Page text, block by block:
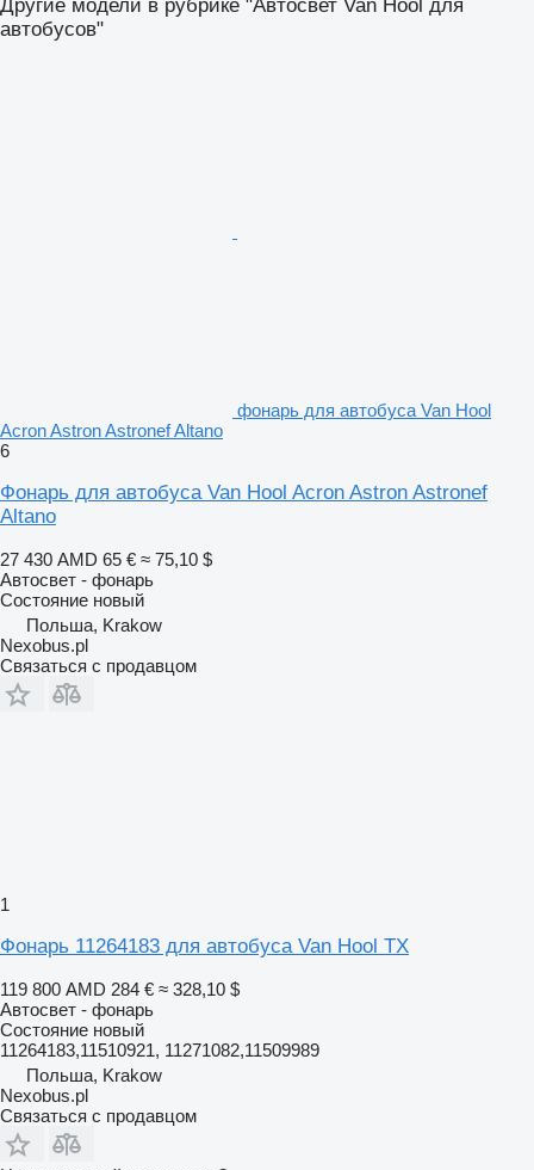
Другие модели в рубрике "Автосвет Van Hool для
автобусов"
фонарь для автобуса Van Hool
Acron Astron Astronef Altano
6
Фонарь для автобуса Van Hool Acron Astron Astronef
Altano
27 430 AMD 65 € ≈ 75,10 $
Автосвет - фонарь
Состояние новый
Польша, Krakow
Nexobus.pl
Связаться с продавцом
1
Фонарь 11264183 для автобуса Van Hool TX
119 800 AMD 284 € ≈ 328,10 $
Автосвет - фонарь
Состояние новый
11264183,11510921, 11271082,11509989
Польша, Krakow
Nexobus.pl
Связаться с продавцом